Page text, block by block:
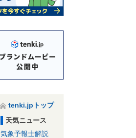
tenki.jpトップ
天気ニュース
気象予報士解説